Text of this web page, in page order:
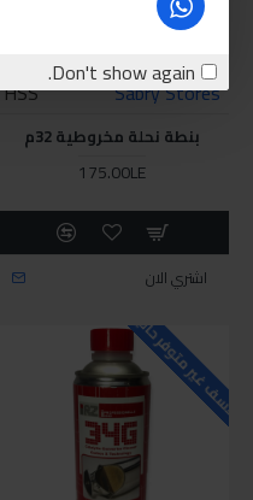
Don't show again.
Sabry Stores
HSS
بنطة نحلة مخروطية 32م
175.00LE
اشتري الان
للاسف غير متوفر حاليا